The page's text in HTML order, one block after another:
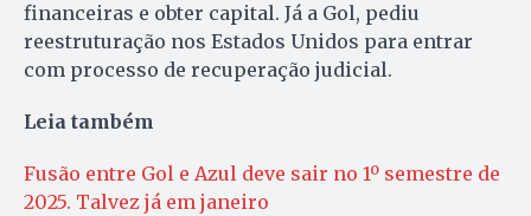
financeiras e obter capital. Já a Gol, pediu
reestruturação nos Estados Unidos para entrar
com processo de recuperação judicial.
Leia também
Fusão entre Gol e Azul deve sair no 1º semestre de
2025. Talvez já em janeiro